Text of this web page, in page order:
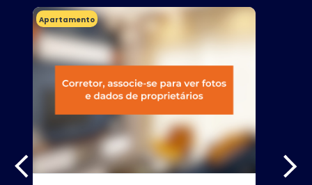
Apartamento